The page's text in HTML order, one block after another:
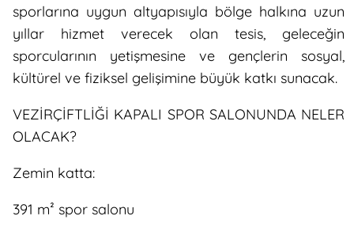
sporlarına uygun altyapısıyla bölge halkına uzun
yıllar hizmet verecek olan tesis, geleceğin
sporcularının yetişmesine ve gençlerin sosyal,
kültürel ve fiziksel gelişimine büyük katkı sunacak.
VEZİRÇİFTLİĞİ KAPALI SPOR SALONUNDA NELER
OLACAK?
Zemin katta:
391 m² spor salonu